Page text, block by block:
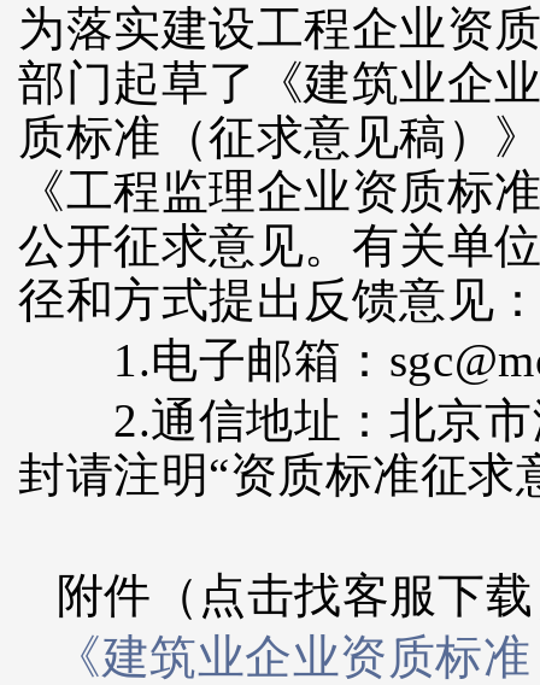
为落实建设工程企业资
部门起草了《建筑业企
质标准（征求意见稿）
《工程监理企业资质标
公开征求意见。有关单
径和方式提出反馈意见
1.电子邮箱：
2.通信地址：北京市
封请注明“资质标准征求
附件（点击找客服下
《建筑业企业资质标